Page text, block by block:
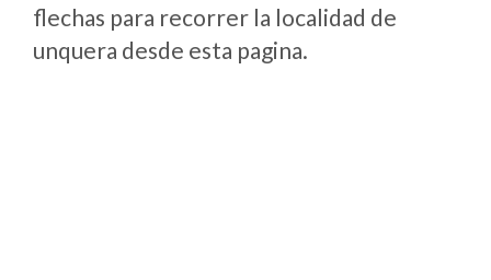
flechas para recorrer la localidad de
unquera desde esta pagina.